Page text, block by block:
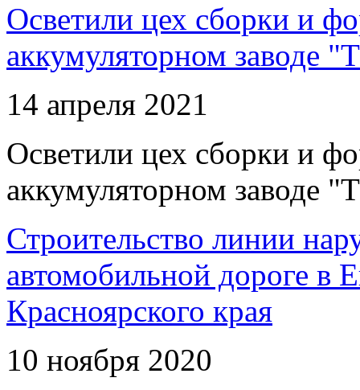
Осветили цех сборки и
аккумуляторном заводе
14 апреля 2021
Осветили цех сборки и
аккумуляторном заводе
Строительство линии
автомобильной дороге в
Красноярского края
10 ноября 2020